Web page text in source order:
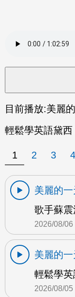
目前播放:美麗
輕鬆學英語黛西
1 2 3 4
美麗的一
歌手蘇
2026/08/06
美麗的一
輕鬆學
2026/08/05